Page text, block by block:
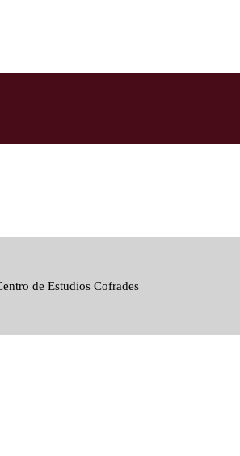
de Estudios Cofrades